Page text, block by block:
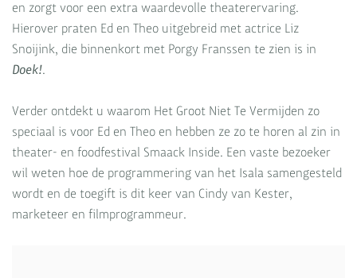
en zorgt voor een extra waardevolle theaterervaring.
Hierover praten Ed en Theo uitgebreid met actrice Liz
Snoijink, die binnenkort met Porgy Franssen te zien is in
Doek!.
Verder ontdekt u waarom Het Groot Niet Te Vermijden zo
speciaal is voor Ed en Theo en hebben ze zo te horen al zin in
theater- en foodfestival Smaack Inside. Een vaste bezoeker
wil weten hoe de programmering van het Isala samengesteld
wordt en de toegift is dit keer van Cindy van Kester,
marketeer en filmprogrammeur.